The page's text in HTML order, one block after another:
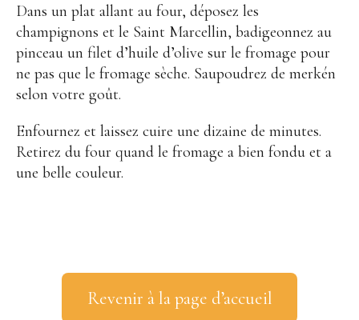
Dans un plat allant au four, déposez les
champignons et le Saint Marcellin, badigeonnez au
pinceau un filet d’huile d’olive sur le fromage pour
ne pas que le fromage sèche. Saupoudrez de merkén
selon votre goût.
Enfournez et laissez cuire une dizaine de minutes.
Retirez du four quand le fromage a bien fondu et a
une belle couleur.
Revenir à la page d’accueil